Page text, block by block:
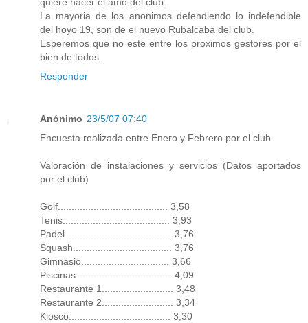
La mayoria de los anonimos defendiendo lo indefendible
del hoyo 19, son de el nuevo Rubalcaba del club.
Esperemos que no este entre los proximos gestores por el
bien de todos.
Responder
Anónimo 23/5/07 07:40
Encuesta realizada entre Enero y Febrero por el club
Valoración de instalaciones y servicios (Datos aportados
por el club)
Golf........................................ 3,58
Tenis....................................... 3,93
Padel....................................... 3,76
Squash.................................... 3,76
Gimnasio................................ 3,66
Piscinas................................... 4,09
Restaurante 1.......................... 3,48
Restaurante 2.......................... 3,34
Kiosco..................................... 3,30